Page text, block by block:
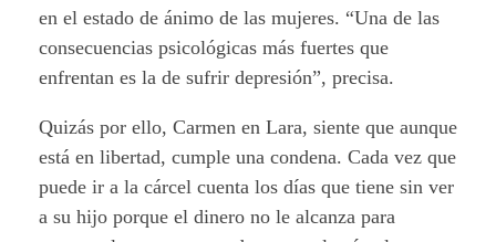
en el estado de ánimo de las mujeres. “Una de las
consecuencias psicológicas más fuertes que
enfrentan es la de sufrir depresión”, precisa.
Quizás por ello, Carmen en Lara, siente que aunque
está en libertad, cumple una condena. Cada vez que
puede ir a la cárcel cuenta los días que tiene sin ver
a su hijo porque el dinero no le alcanza para